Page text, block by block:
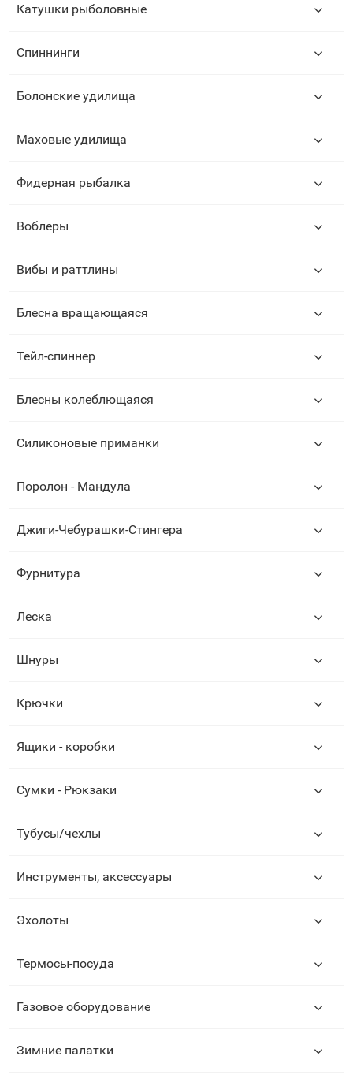
Катушки рыболовные
Спиннинги
Болонские удилища
Маховые удилища
Фидерная рыбалка
Воблеры
Вибы и раттлины
Блесна вращающаяся
Тейл-спиннер
Блесны колеблющаяся
Силиконовые приманки
Поролон - Мандула
Джиги-Чебурашки-Стингера
Фурнитура
Леска
Шнуры
Крючки
Ящики - коробки
Сумки - Рюкзаки
Тубусы/чехлы
Инструменты, аксессуары
Эхолоты
Термосы-посуда
Газовое оборудование
Зимние палатки